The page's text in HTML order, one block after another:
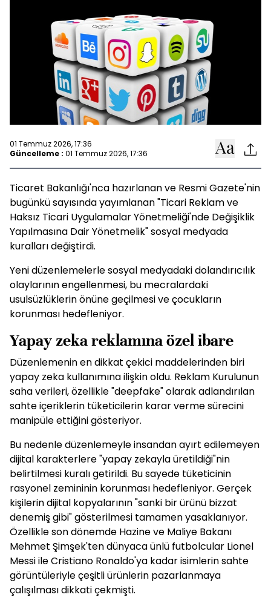
01 Temmuz 2026, 17:36
Güncelleme : 01 Temmuz 2026, 17:36
Ticaret Bakanlığı'nca hazırlanan ve Resmi Gazete'nin
bugünkü sayısında yayımlanan "Ticari Reklam ve
Haksız Ticari Uygulamalar Yönetmeliği'nde Değişiklik
Yapılmasına Dair Yönetmelik" sosyal medyada
kuralları değiştirdi.
Yeni düzenlemelerle sosyal medyadaki dolandırıcılık
olaylarının engellenmesi, bu mecralardaki
usulsüzlüklerin önüne geçilmesi ve çocukların
korunması hedefleniyor.
Yapay zeka reklamına özel ibare
Düzenlemenin en dikkat çekici maddelerinden biri
yapay zeka kullanımına ilişkin oldu. Reklam Kurulunun
saha verileri, özellikle "deepfake" olarak adlandırılan
sahte içeriklerin tüketicilerin karar verme sürecini
manipüle ettiğini gösteriyor.
Bu nedenle düzenlemeyle insandan ayırt edilemeyen
dijital karakterlere "yapay zekayla üretildiği"nin
belirtilmesi kuralı getirildi. Bu sayede tüketicinin
rasyonel zemininin korunması hedefleniyor. Gerçek
kişilerin dijital kopyalarının "sanki bir ürünü bizzat
denemiş gibi" gösterilmesi tamamen yasaklanıyor.
Özellikle son dönemde Hazine ve Maliye Bakanı
Mehmet Şimşek'ten dünyaca ünlü futbolcular Lionel
Messi ile Cristiano Ronaldo'ya kadar isimlerin sahte
görüntüleriyle çeşitli ürünlerin pazarlanmaya
çalışılması dikkati çekmişti.